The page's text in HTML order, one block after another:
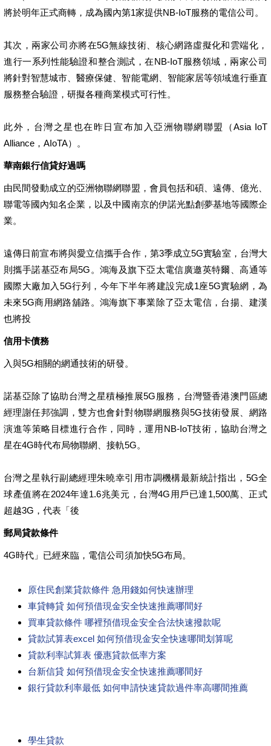
將於明年正式商轉，成為國內第1家提供NB-IoT服務的電信公司。
其次，兩家公司亦將在5G無線技術、核心網路虛擬化和雲端化，
進行一系列性能驗證和整合測試，在NB-IoT服務領域，兩家公司
將針對智慧城市、醫療保健、智能電網、智能家居等領域進行垂直
服務整合驗證，研擬各種商業模式可行性。
此外，台灣之星也在昨日宣布加入亞洲物聯網聯盟（Asia IoT
Alliance，AIoTA）。
華南銀行信貸好過嗎
由民間發動成立的亞洲物聯網聯盟，會員包括和碩、遠傳、億光、
聯電等國內知名企業，以及中國南京的伊諾光點創夢基地等國際企
業。
遠傳日前宣布將與愛立信攜手合作，第3季成立5G實驗室，台灣大
則攜手諾基亞布局5G。鴻海及旗下亞太電信廣邀英特爾、高通等
國際大廠加入5G行列，今年下半年將建設完成1座5G實驗網，為
未來5G商用網路舖路。鴻海旗下事業除了亞太電信，台揚、建漢
也將投
信用卡債務
入與5G相關的網通技術的研發。
諾基亞除了協助台灣之星積極推展5G服務，台灣暨香港澳門區總
經理謝任邦強調，雙方也會針對物聯網服務與5G技術發展、網路
演進等策略目標進行合作，同時，運用NB-IoT技術，協助台灣之
星在4G時代布局物聯網、接軌5G。
台灣之星執行副總經理朱曉幸引用市調機構最新統計指出，5G全
球產值將在2024年達1.6兆美元，台灣4G用戶已達1,500萬、正式
超越3G，代表「後
郵局貸款條件
4G時代」已經來臨，電信公司須加快5G布局。
原住民創業貸款條件 急用錢如何快速辦理
車貸轉貸 如何預借現金安全快速推薦哪間好
買車貸款條件 哪裡預借現金安全合法快速撥款呢
貸款試算表excel 如何預借現金安全快速哪間划算呢
貸款利率試算表 優惠貸款低率方案
台新信貸 如何預借現金安全快速推薦哪間好
銀行貸款利率最低 如何申請快速貸款過件率高哪間推薦
學生貸款